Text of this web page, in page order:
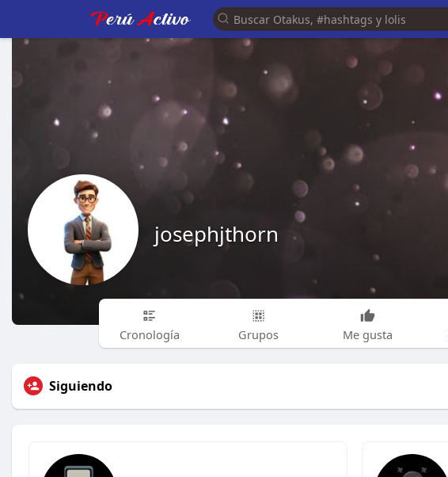
josephjthorn
Cronología Grupos Me gusta
Siguiendo